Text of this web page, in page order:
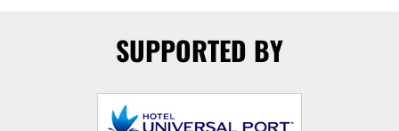
SUPPORTED BY